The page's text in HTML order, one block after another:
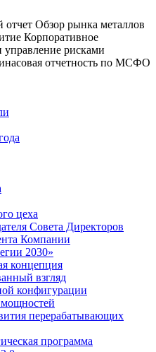
отчет Обзор рынка металлов
Корпоративное
управление рисками
отчетность по МСФО
цеха
Совета Директоров
Компании
2030»
концепция
взгляд
конфигурации
перерабатывающих
программа